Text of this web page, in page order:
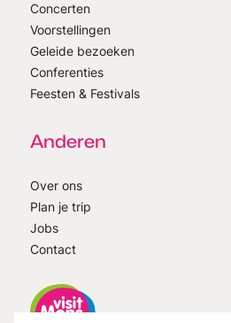
Concerten
Voorstellingen
Geleide bezoeken
Conferenties
Feesten & Festivals
Anderen
Over ons
Plan je trip
Jobs
Contact